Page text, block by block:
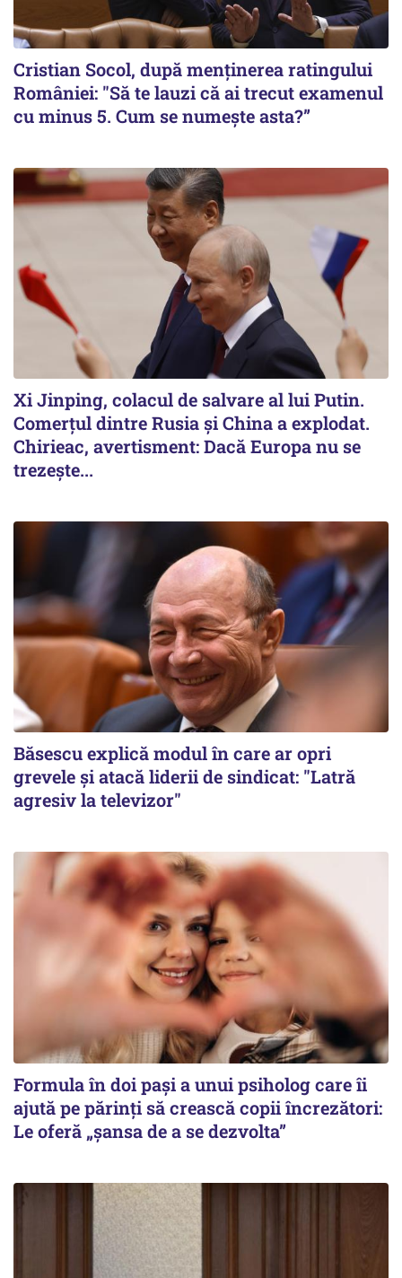
Cristian Socol, după menținerea ratingului
României: "Să te lauzi că ai trecut examenul
cu minus 5. Cum se numește asta?”
Xi Jinping, colacul de salvare al lui Putin.
Comerțul dintre Rusia și China a explodat.
Chirieac, avertisment: Dacă Europa nu se
trezește...
Băsescu explică modul în care ar opri
grevele și atacă liderii de sindicat: "Latră
agresiv la televizor"
Formula în doi pași a unui psiholog care îi
ajută pe părinți să crească copii încrezători:
Le oferă „șansa de a se dezvolta”